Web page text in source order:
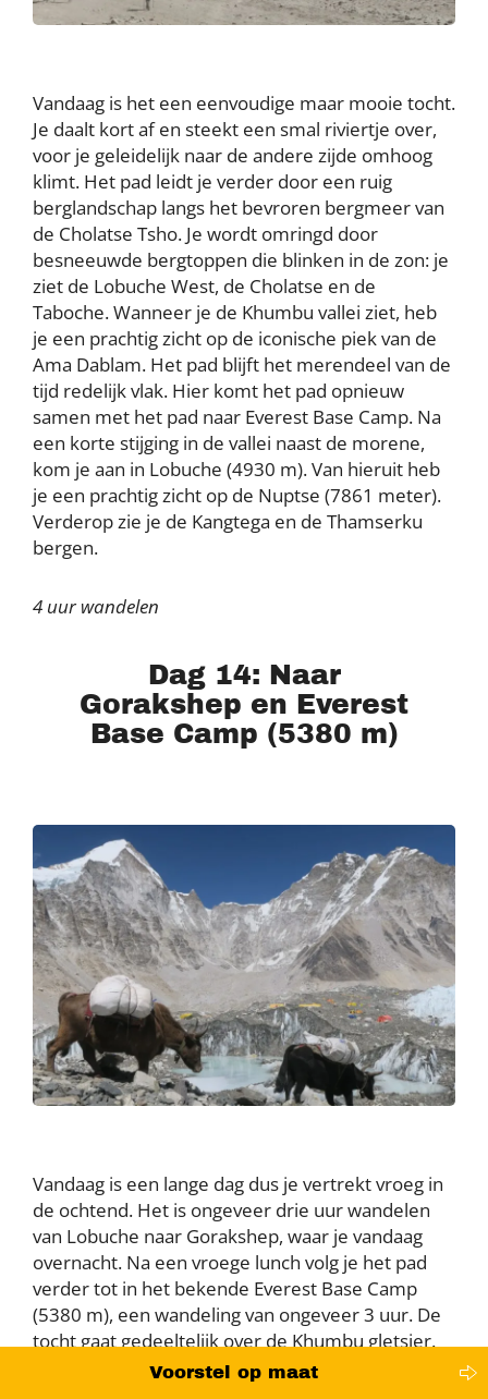
Vandaag is het een eenvoudige maar mooie tocht.
Je daalt kort af en steekt een smal riviertje over,
voor je geleidelijk naar de andere zijde omhoog
klimt. Het pad leidt je verder door een ruig
berglandschap langs het bevroren bergmeer van
de Cholatse Tsho. Je wordt omringd door
besneeuwde bergtoppen die blinken in de zon: je
ziet de Lobuche West, de Cholatse en de
Taboche. Wanneer je de Khumbu vallei ziet, heb
je een prachtig zicht op de iconische piek van de
Ama Dablam. Het pad blijft het merendeel van de
tijd redelijk vlak. Hier komt het pad opnieuw
samen met het pad naar Everest Base Camp. Na
een korte stijging in de vallei naast de morene,
kom je aan in Lobuche (4930 m). Van hieruit heb
je een prachtig zicht op de Nuptse (7861 meter).
Verderop zie je de Kangtega en de Thamserku
bergen.
4 uur wandelen
Dag 14: Naar
Gorakshep en Everest
Base Camp (5380 m)
Vandaag is een lange dag dus je vertrekt vroeg in
de ochtend. Het is ongeveer drie uur wandelen
van Lobuche naar Gorakshep, waar je vandaag
overnacht. Na een vroege lunch volg je het pad
verder tot in het bekende Everest Base Camp
(5380 m), een wandeling van ongeveer 3 uur. De
tocht gaat gedeeltelijk over de Khumbu gletsjer.
Onderweg heb je een spectaculair uitzicht op de
Voorstel op maat